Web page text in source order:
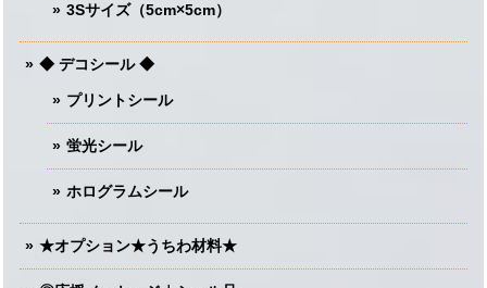
3Sサイズ（5cm×5cm）
◆ デコシール ◆
プリントシール
蛍光シール
ホログラムシール
★オプション★うちわ材料★